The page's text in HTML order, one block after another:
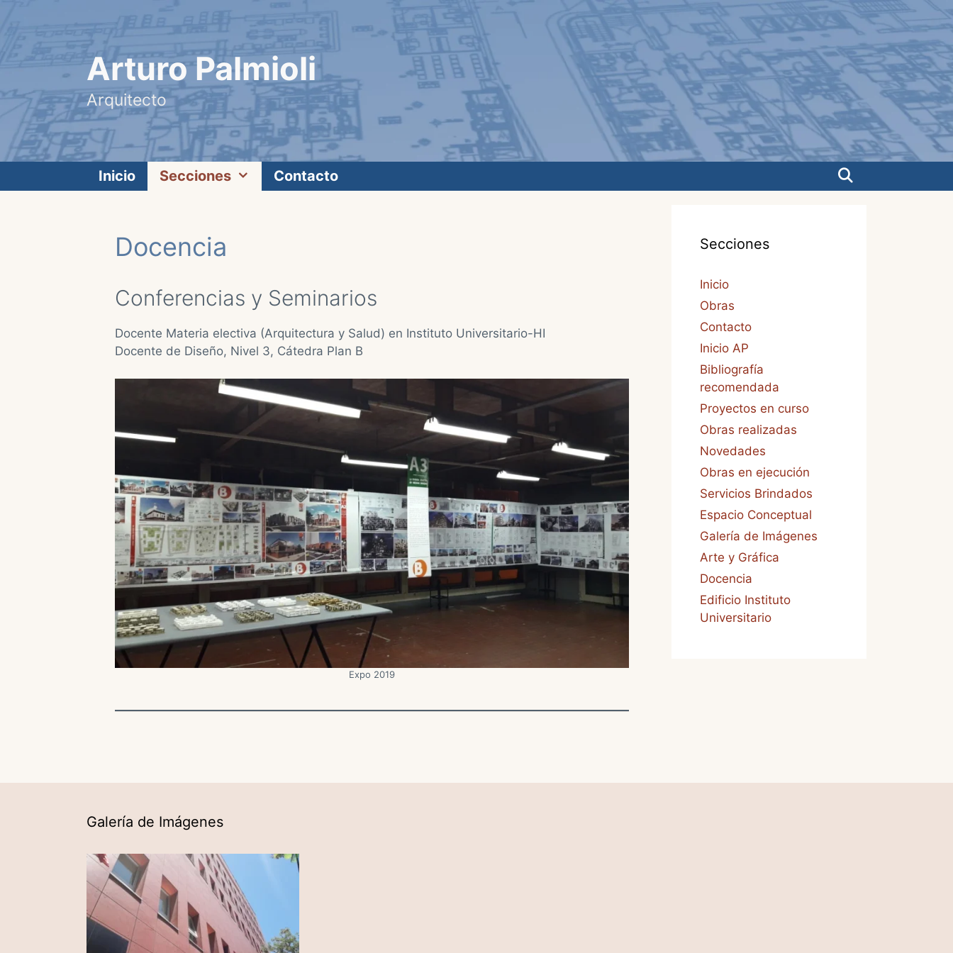
contenido
Arturo Palmioli
Arquitecto
Inicio Secciones Contacto
Docencia
Conferencias y Seminarios
Docente Materia electiva (Arquitectura y Salud) en Instituto Universitario-HI
Docente de Diseño, Nivel 3, Cátedra Plan B
Expo 2019
Secciones
Inicio
Obras
Contacto
Inicio AP
Bibliografía
recomendada
Proyectos en curso
Obras realizadas
Novedades
Obras en ejecución
Servicios Brindados
Espacio Conceptual
Galería de Imágenes
Arte y Gráfica
Docencia
Edificio Instituto
Universitario
Galería de Imágenes